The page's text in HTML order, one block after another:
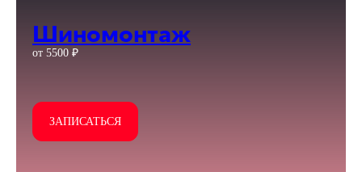
Шиномонтаж
от 5500 ₽
ЗАПИСАТЬСЯ